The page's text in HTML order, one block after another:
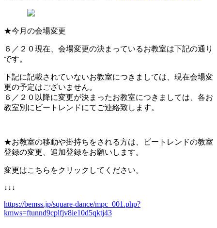
★今月の会場変更
６／２０現在、会場変更の決まっているお教室は下記の通り
です。
下記に記載されていないお教室につきましては、現在会場変
更の予定はございません。
６／２０ 以 降に変更が決まったお教室につきましては、各お
教室別にビートレンドにてご連絡致します。
★お教室の移動や掛持ちをされる方は、ビートレンドの教室
登録の変更、追加登録をお願いします。
変更はこちらをクリックしてください。
↓↓↓
https://bemss.jp/square-dance/mpc_001.php?
kmws=ftunnd9cplfjv8ie10d5qktj43